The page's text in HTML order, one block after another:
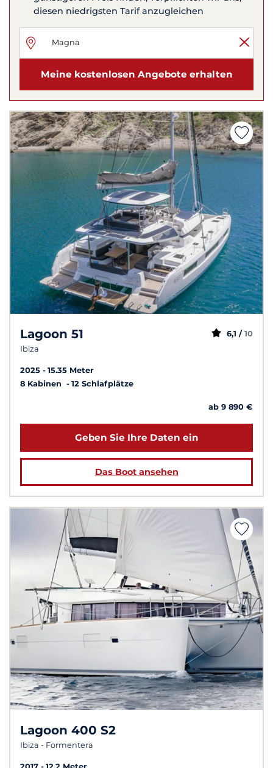
diesen niedrigsten Tarif anzugleichen
Meine kostenlosen Angebote erhalten
Lagoon 51
Ibiza
6,1 / 10
2025
15.35 Meter
8 Kabinen
12 Schlafplätze
ab 9 890 €
Geben Sie Ihre Daten ein
Das Boot ansehen
Lagoon 400 S2
Ibiza - Formentera